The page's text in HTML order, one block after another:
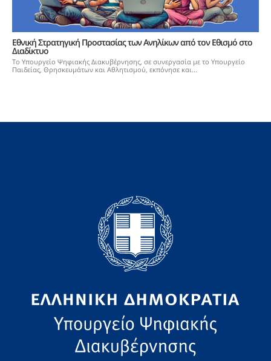
Εθνική Στρατηγική Προστασίας των Ανηλίκων από τον Εθισμό στο
Διαδίκτυο
Το Υπουργείο Ψηφιακής Διακυβέρνησης, σε συνεργασία με το Υπουργείο
Παιδείας, Θρησκευμάτων και Αθλητισμού, εκπόνησε και...